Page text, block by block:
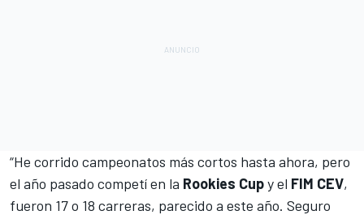
“He corrido campeonatos más cortos hasta ahora, pero
el año pasado competí en la Rookies Cupy el FIM CEV,
fueron 17 o 18 carreras, parecido a este año. Seguro